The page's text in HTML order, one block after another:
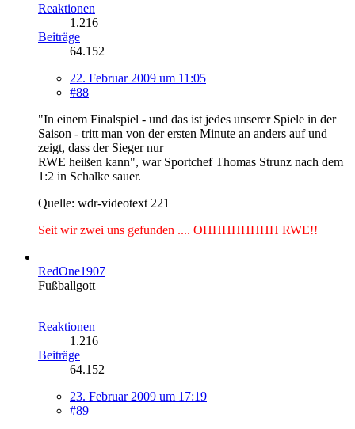
Reaktionen
1.216
Beiträge
64.152
22. Februar 2009 um 11:05
#88
"In einem Finalspiel - und das ist jedes unserer Spiele in der
Saison - tritt man von der ersten Minute an anders auf und
zeigt, dass der Sieger nur
RWE heißen kann", war Sportchef Thomas Strunz nach dem
1:2 in Schalke sauer.
Quelle: wdr-videotext 221
Seit wir zwei uns gefunden .... OHHHHHHHH RWE!!
RedOne1907
Fußballgott
Reaktionen
1.216
Beiträge
64.152
23. Februar 2009 um 17:19
#89